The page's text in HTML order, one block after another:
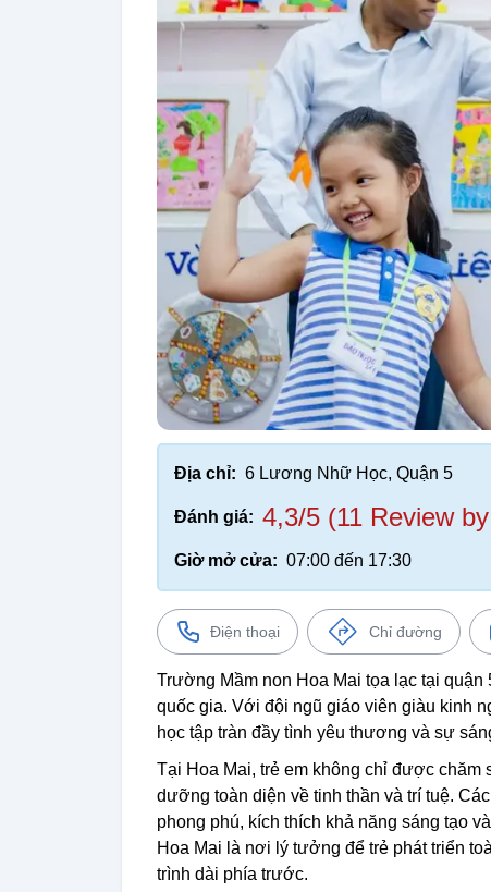
Địa chỉ: 6 Lương Nhữ Học, Quận 5
Đánh giá: 4,3/5 (11 Review
Giờ mở cửa: 07:00 đến 17:30
Điện thoại Chỉ đường
Trường Mầm non Hoa Mai tọa lạc tại
quốc gia. Với đội ngũ giáo viên giàu kinh
học tập tràn đầy tình yêu thương và sự
Tại Hoa Mai, trẻ em không chỉ được chăm
dưỡng toàn diện về tinh thần và trí tuệ.
phong phú, kích thích khả năng sáng tạo
Hoa Mai là nơi lý tưởng để trẻ phát triển
trình dài phía trước.